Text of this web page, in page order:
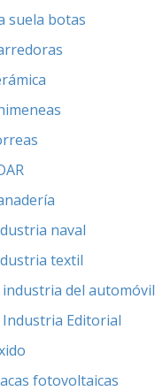
suela botas
naval
textil
del automóvil
Editorial
fotovoltaicas